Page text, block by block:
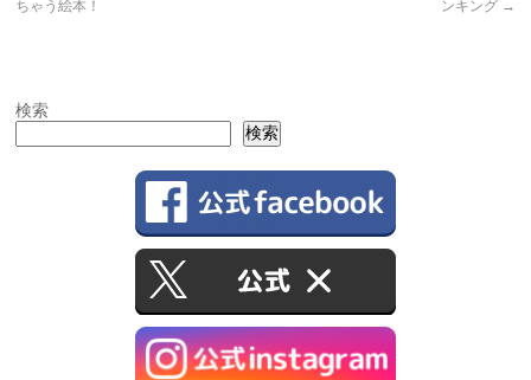
ちゃう絵本！
ンキング →
検索
検索